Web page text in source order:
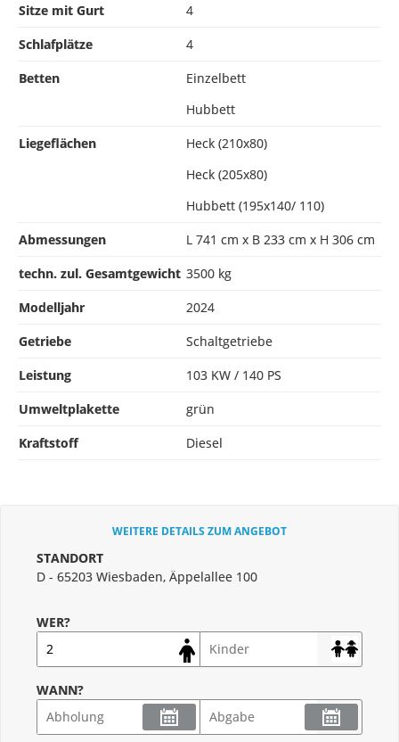
Sitze mit Gurt
4
Schlafplätze
4
Betten
Einzelbett
Hubbett
Liegeflächen
Heck (210x80)
Heck (205x80)
Hubbett (195x140/ 110)
Abmessungen
L 741 cm x B 233 cm x H 306 cm
techn. zul. Gesamtgewicht 3500 kg
Modelljahr
2024
Getriebe
Schaltgetriebe
Leistung
103 KW / 140 PS
Umweltplakette
grün
Kraftstoff
Diesel
WEITERE DETAILS ZUM ANGEBOT
STANDORT
D - 65203 Wiesbaden, Äppelallee 100
WER?
WANN?